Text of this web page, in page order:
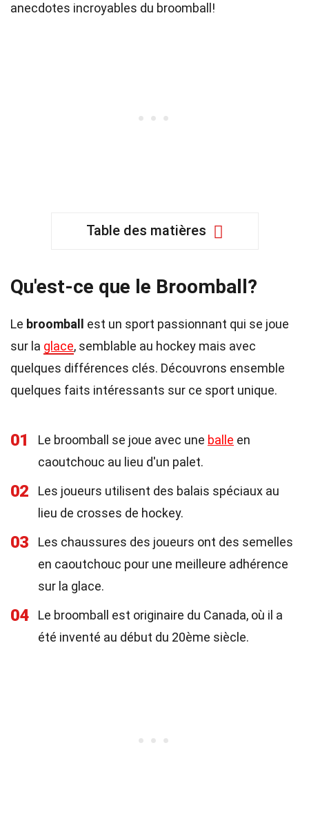
anecdotes incroyables du broomball!
Table des matières
Qu'est-ce que le Broomball?
Le broomball
est un sport passionnant qui se joue
sur la glace, semblable au hockey mais avec
quelques différences clés. Découvrons ensemble
quelques faits intéressants sur ce sport unique.
01 Le broomball se joue avec une balle en
caoutchouc au lieu d'un palet.
02
Les joueurs utilisent des balais spéciaux au
lieu de crosses de hockey.
03
Les chaussures des joueurs ont des semelles
en caoutchouc pour une meilleure adhérence
sur la glace.
04
Le broomball est originaire du Canada, où il a
été inventé au début du 20ème siècle.